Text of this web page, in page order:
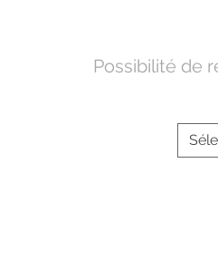
Possibilité de